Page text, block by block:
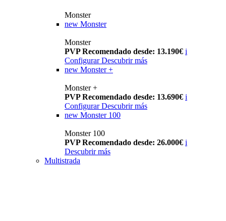
Monster
new Monster
Monster
PVP Recomendado desde: 13.190€ i
Configurar Descubrir más
new Monster +
Monster +
PVP Recomendado desde: 13.690€ i
Configurar Descubrir más
new Monster 100
Monster 100
PVP Recomendado desde: 26.000€ i
Descubrir más
Multistrada